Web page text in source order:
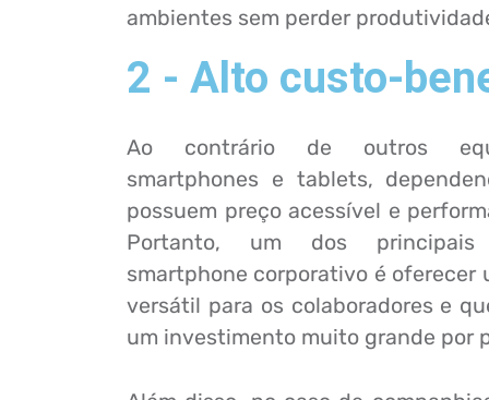
ambientes sem perder
2 - Alto custo-
Ao contrário de outros
smartphones e tablets,
possuem preço acessível e
Portanto, um dos
smartphone corporativo é oferecer
versátil para os colaboradores e
um investimento muito grande por